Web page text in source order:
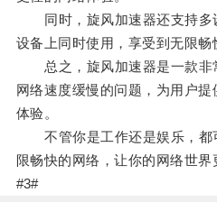
同时，旋风加速器还支持多
设备上同时使用，享受到无限畅
总之，旋风加速器是一款非
网络速度缓慢的问题，为用户
体验。
不管你是工作还是娱乐，都
限畅快的网络，让你的网络世界
#3#